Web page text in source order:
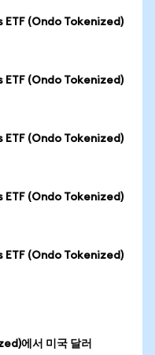
ETF (Ondo Tokenized)
ETF (Ondo Tokenized)
ETF (Ondo Tokenized)
ETF (Ondo Tokenized)
ETF (Ondo Tokenized)
에서 미국 달러